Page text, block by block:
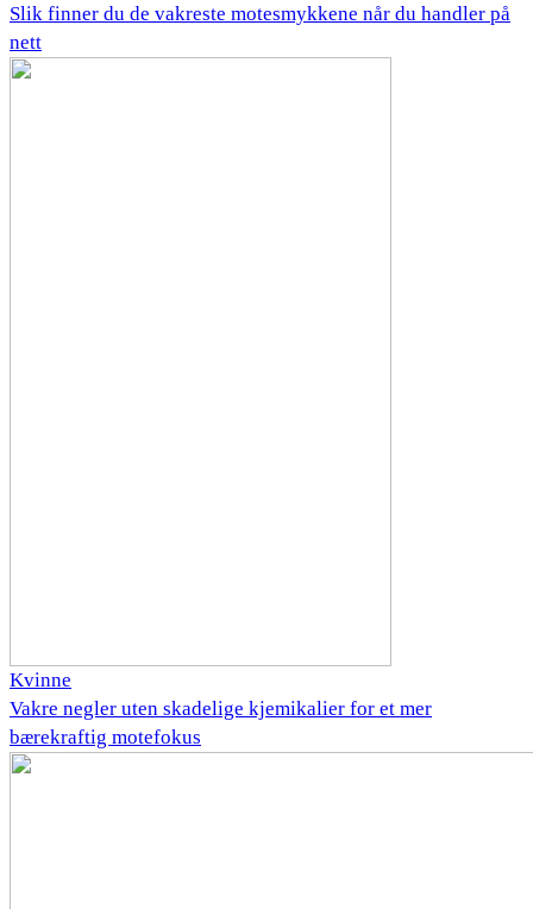
Slik finner du de vakreste motesmykkene når du handler på
nett
Kvinne
Vakre negler uten skadelige kjemikalier for et mer
bærekraftig motefokus